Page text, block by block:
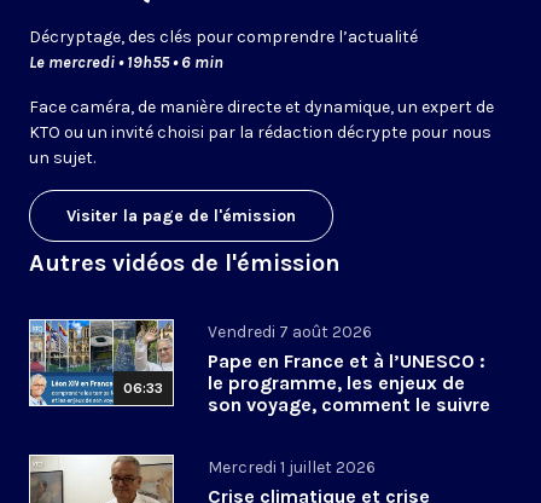
Décryptage, des clés pour comprendre l’actualité
Le mercredi • 19h55 • 6 min
Face caméra, de manière directe et dynamique, un expert de
KTO ou un invité choisi par la rédaction décrypte pour nous
un sujet.
Visiter la page de l'émission
Autres vidéos de l'émission
06:33
Vendredi 7 août 2026
Pape en France et à l’UNESCO :
le programme, les enjeux de
son voyage, comment le suivre
Mercredi 1 juillet 2026
Crise climatique et crise